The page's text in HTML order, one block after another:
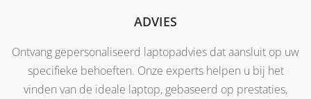
ADVIES
Ontvang gepersonaliseerd laptopadvies dat aansluit op uw
specifieke behoeften. Onze experts helpen u bij het
vinden van de ideale laptop, gebaseerd op prestaties,